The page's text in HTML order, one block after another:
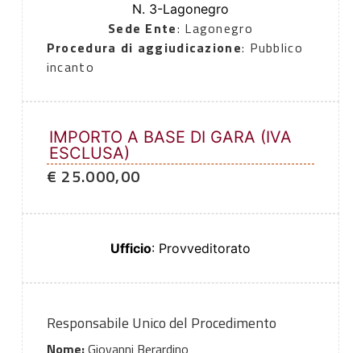
N. 3-Lagonegro
Sede Ente: Lagonegro
Procedura di aggiudicazione: Pubblico
incanto
IMPORTO A BASE DI GARA (IVA
ESCLUSA)
€ 25.000,00
Ufficio: Provveditorato
Responsabile Unico del Procedimento